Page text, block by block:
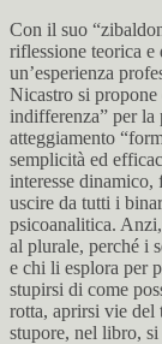
Con il suo
riflessione teorica
un’esperienza
Nicastro si propone
indifferenza” per la
atteggiamento
semplicità ed
interesse
uscire da tutti i
psicoanalitica.
al plurale, perché i
e chi li esplora per
stupirsi di come
rotta, aprirsi vie del
stupore, nel libro,